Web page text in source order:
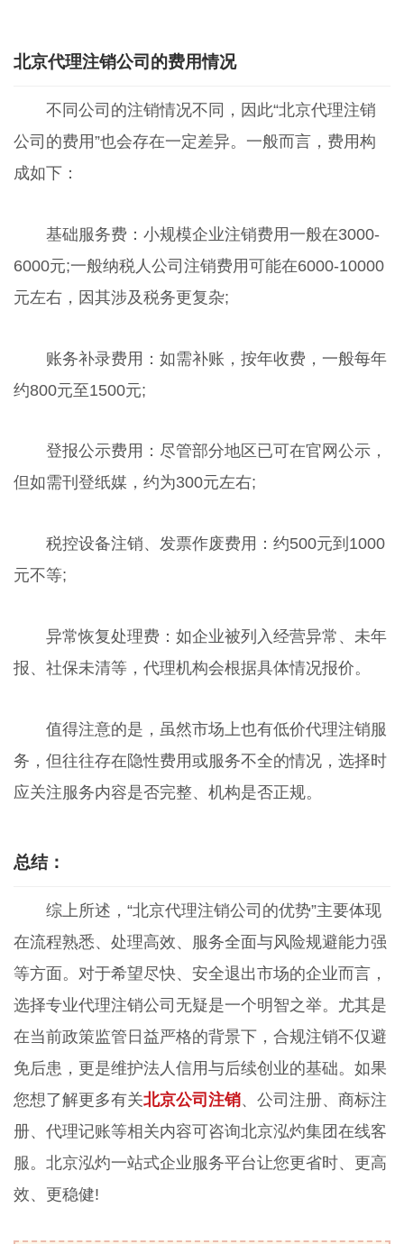
北京代理注销公司的费用情况
不同公司的注销情况不同，因此“北京代理注销
公司的费用”也会存在一定差异。一般而言，费用构
成如下：
基础服务费：小规模企业注销费用一般在3000-
6000元;一般纳税人公司注销费用可能在6000-10000
元左右，因其涉及税务更复杂;
账务补录费用：如需补账，按年收费，一般每年
约800元至1500元;
登报公示费用：尽管部分地区已可在官网公示，
但如需刊登纸媒，约为300元左右;
税控设备注销、发票作废费用：约500元到1000
元不等;
异常恢复处理费：如企业被列入经营异常、未年
报、社保未清等，代理机构会根据具体情况报价。
值得注意的是，虽然市场上也有低价代理注销服
务，但往往存在隐性费用或服务不全的情况，选择时
应关注服务内容是否完整、机构是否正规。
总结：
综上所述，“北京代理注销公司的优势”主要体现
在流程熟悉、处理高效、服务全面与风险规避能力强
等方面。对于希望尽快、安全退出市场的企业而言，
选择专业代理注销公司无疑是一个明智之举。尤其是
在当前政策监管日益严格的背景下，合规注销不仅避
免后患，更是维护法人信用与后续创业的基础。如果
您想了解更多有关北京公司注销、公司注册、商标注
册、代理记账等相关内容可咨询北京泓灼集团在线客
服。北京泓灼一站式企业服务平台让您更省时、更高
效、更稳健!